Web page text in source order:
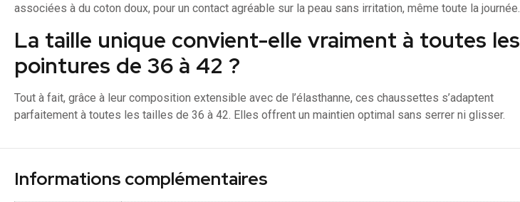
associées à du coton doux, pour un contact agréable sur la peau sans irritation, même toute la journée.
La taille unique convient-elle vraiment à toutes les
pointures de 36 à 42 ?
Tout à fait, grâce à leur composition extensible avec de l’élasthanne, ces chaussettes s’adaptent
parfaitement à toutes les tailles de 36 à 42. Elles offrent un maintien optimal sans serrer ni glisser.
Informations complémentaires